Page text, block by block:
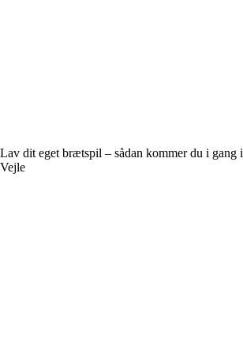
Lav dit eget brætspil – sådan kommer du i gang i
Vejle